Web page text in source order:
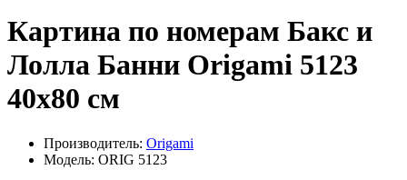
Картина по номерам Бакс и
Лолла Банни Origami 5123
40x80 см
Производитель: Origami
Модель: ORIG 5123